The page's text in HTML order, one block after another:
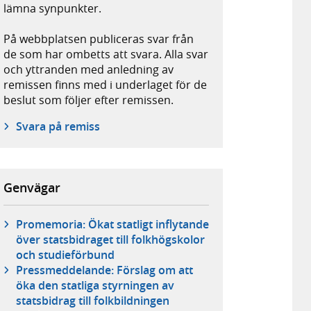
lämna synpunkter.
På webbplatsen publiceras svar från
de som har ombetts att svara. Alla svar
och yttranden med anledning av
remissen finns med i underlaget för de
beslut som följer efter remissen.
Svara på remiss
Genvägar
Promemoria: Ökat statligt inflytande
över statsbidraget till folkhögskolor
och studieförbund
Pressmeddelande: Förslag om att
öka den statliga styrningen av
statsbidrag till folkbildningen